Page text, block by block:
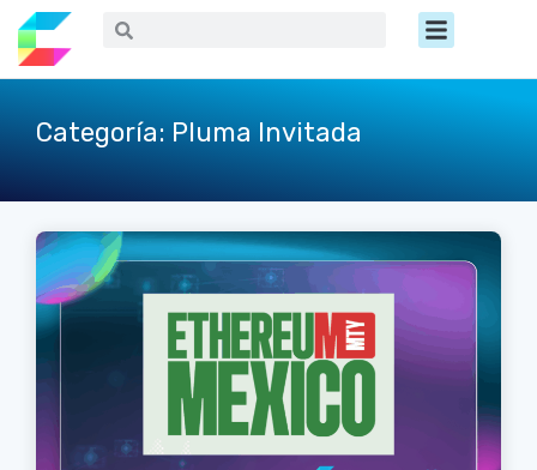
contenido
Buscar Menú
Categoría: Pluma Invitada